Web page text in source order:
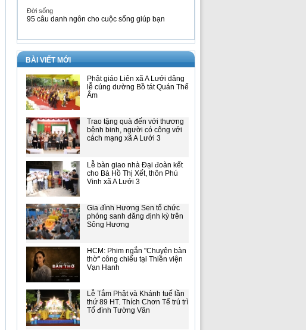
Đời sống
95 câu danh ngôn cho cuộc sống giúp bạn
BÀI VIẾT MỚI
Phật giáo Liên xã A Lưới dâng
lễ cúng dường Bồ tát Quán Thế
Âm
Trao tặng quà đến với thương
bệnh binh, người có công với
cách mạng xã A Lưới 3
Lễ bàn giao nhà Đại đoàn kết
cho Bà Hồ Thị Xết, thôn Phú
Vinh xã A Lưới 3
Gia đình Hương Sen tổ chức
phóng sanh đăng định kỳ trên
Sông Hương
HCM: Phim ngắn "Chuyện bàn
thờ" công chiếu tại Thiền viện
Vạn Hanh
Lễ Tắm Phật và Khánh tuế lần
thứ 89 HT. Thích Chơn Tế trú trì
Tổ đình Tường Vân